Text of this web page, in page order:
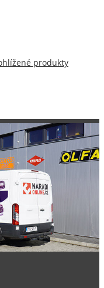
produkty